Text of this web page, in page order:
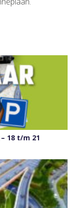
18 t/m 21